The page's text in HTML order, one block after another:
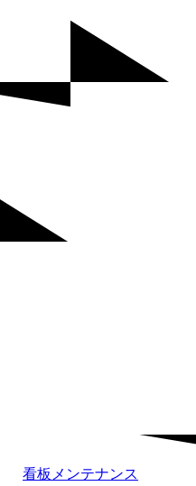
看板メンテナンス